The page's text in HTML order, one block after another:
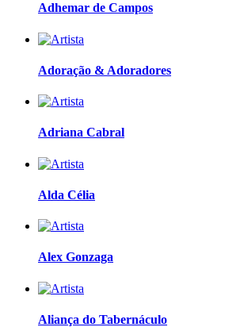
Adhemar de Campos
Adoração & Adoradores
Adriana Cabral
Alda Célia
Alex Gonzaga
Aliança do Tabernáculo